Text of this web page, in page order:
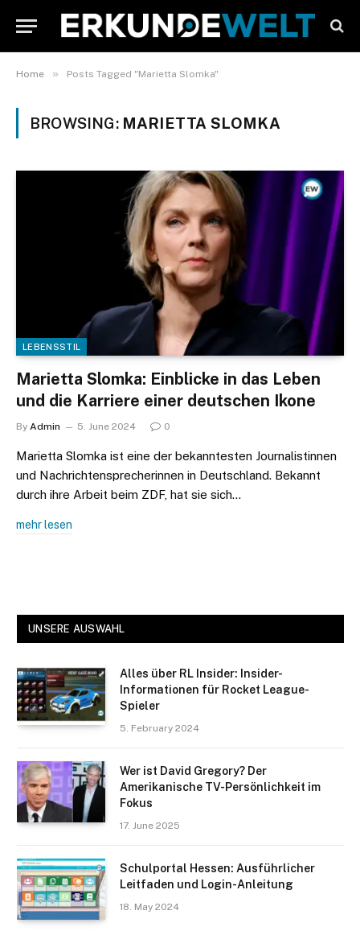
Home » Posts Tagged "Marietta Slomka"
BROWSING: MARIETTA SLOMKA
LEBENSSTIL
Marietta Slomka: Einblicke in das Leben
und die Karriere einer deutschen Ikone
By Admin 5. June 2024 0
Marietta Slomka ist eine der bekanntesten Journalistinnen
und Nachrichtensprecherinnen in Deutschland. Bekannt
durch ihre Arbeit beim ZDF, hat sie sich…
mehr lesen
UNSERE AUSWAHL
Alles über RL Insider: Insider-
Informationen für Rocket League-
Spieler
5. February 2024
Wer ist David Gregory? Der
Amerikanische TV-Persönlichkeit im
Fokus
17. June 2025
Schulportal Hessen: Ausführlicher
Leitfaden und Login-Anleitung
18. May 2024